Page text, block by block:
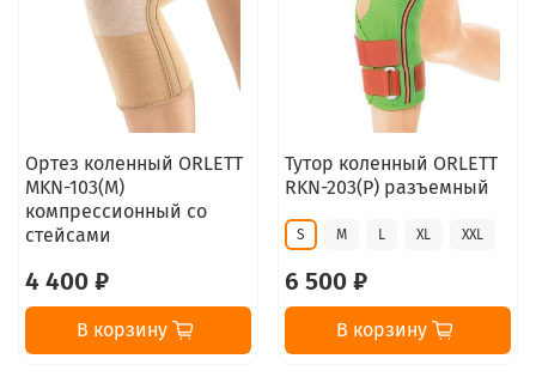
Ортез коленный ORLETT
MKN-103(M)
компрессионный со
стейсами
4 400 ₽
В корзину
Тутор коленный ORLETT
RKN-203(P) разъемный
S M L XL XXL
6 500 ₽
В корзину